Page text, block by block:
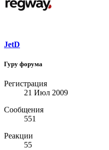
JetD
Гуру форума
Регистрация
21 Июл 2009
Сообщения
551
Реакции
55